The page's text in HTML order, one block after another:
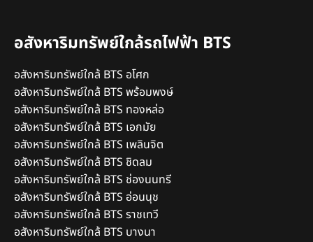
อสังหาริมทรัพย์ใกล้รถไฟฟ้า BTS
อสังหาริมทรัพย์ใกล้ BTS อโศก
อสังหาริมทรัพย์ใกล้ BTS พร้อมพงษ์
อสังหาริมทรัพย์ใกล้ BTS ทองหล่อ
อสังหาริมทรัพย์ใกล้ BTS เอกมัย
อสังหาริมทรัพย์ใกล้ BTS เพลินจิต
อสังหาริมทรัพย์ใกล้ BTS ชิดลม
อสังหาริมทรัพย์ใกล้ BTS ช่องนนทรี
อสังหาริมทรัพย์ใกล้ BTS อ่อนนุช
อสังหาริมทรัพย์ใกล้ BTS ราชเทวี
อสังหาริมทรัพย์ใกล้ BTS บางนา